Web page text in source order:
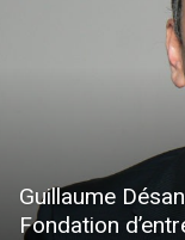
Guillaume
Fondation